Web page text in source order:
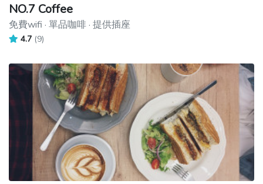
NO.7 Coffee
免費wifi · 單品咖啡 · 提供插座
4.7 (9)